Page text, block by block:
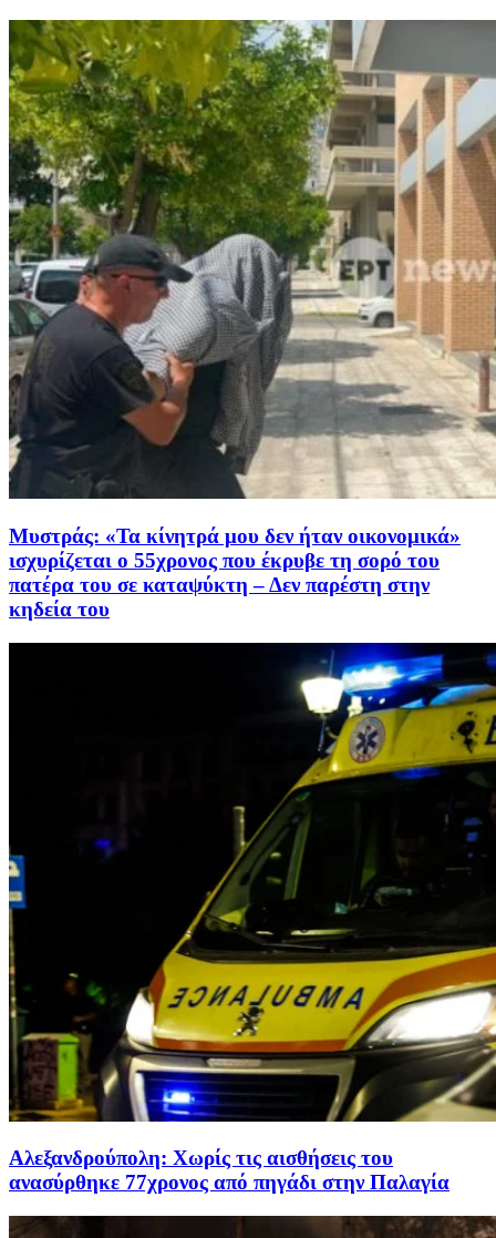
Μυστράς: «Τα κίνητρά μου δεν ήταν οικονομικά»
ισχυρίζεται ο 55χρονος που έκρυβε τη σορό του
πατέρα του σε καταψύκτη – Δεν παρέστη στην
κηδεία του
Αλεξανδρούπολη: Χωρίς τις αισθήσεις του
ανασύρθηκε 77χρονος από πηγάδι στην Παλαγία